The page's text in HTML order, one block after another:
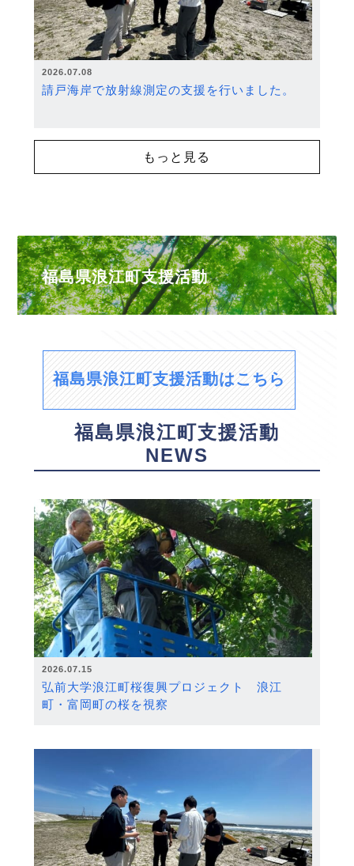
2026.07.08
請戸海岸で放射線測定の支援を行いました。
もっと見る
福島県浪江町支援活動
福島県浪江町支援活動はこちら
福島県浪江町支援活動
NEWS
2026.07.15
弘前大学浪江町桜復興プロジェクト 浪江
町・富岡町の桜を視察